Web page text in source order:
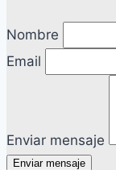
Nombre
Email
Enviar mensaje
Enviar mensaje